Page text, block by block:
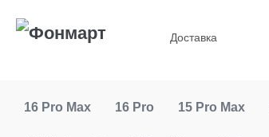
Доставка
16 Pro Max 16 Pro 15 Pro Max